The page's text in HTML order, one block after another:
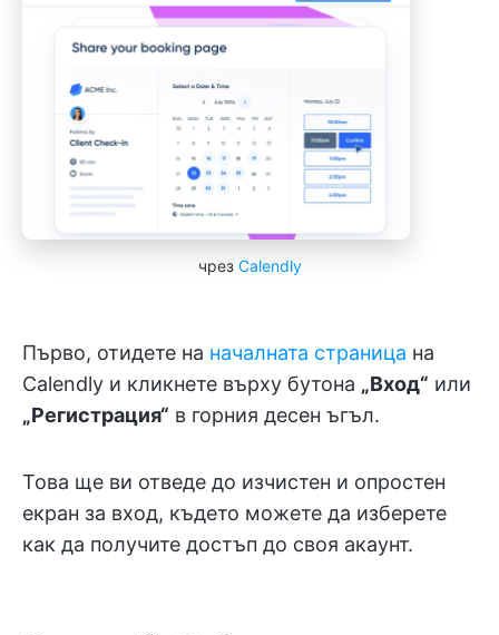
чрез Calendly
Първо, отидете на началната страница на
Calendly и кликнете върху бутона „Вход“ или
„Регистрация“ в горния десен ъгъл.
Това ще ви отведе до изчистен и опростен
екран за вход, където можете да изберете
как да получите достъп до своя акаунт.